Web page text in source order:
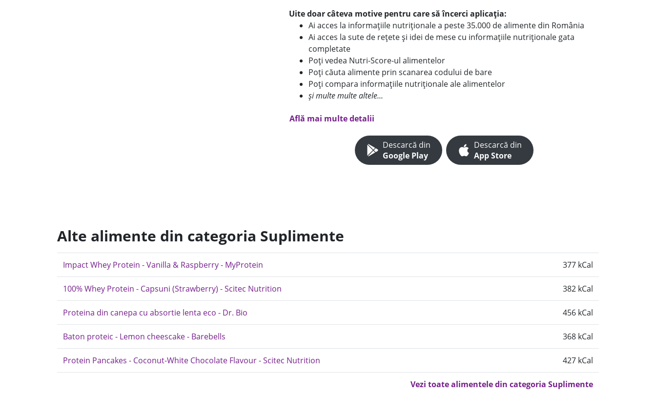
Uite doar câteva motive pentru care să încerci aplicația:
Ai acces la informațiile nutriționale a peste 35.000 de alimente din România
Ai acces la sute de rețete și idei de mese cu informațiile nutriționale gata
completate
Poți vedea Nutri-Score-ul alimentelor
Poți căuta alimente prin scanarea codului de bare
Poți compara informațiile nutriționale ale alimentelor
și multe multe altele...
Află mai multe detalii
Descarcă din
Google Play
Descarcă din
App Store
Alte alimente din categoria Suplimente
Impact Whey Protein - Vanilla & Raspberry - MyProtein 377 kCal
100% Whey Protein - Capsuni (Strawberry) - Scitec Nutrition 382 kCal
Proteina din canepa cu absortie lenta eco - Dr. Bio 456 kCal
Baton proteic - Lemon cheescake - Barebells 368 kCal
Protein Pancakes - Coconut-White Chocolate Flavour - Scitec Nutrition 427 kCal
Vezi toate alimentele din categoria Suplimente